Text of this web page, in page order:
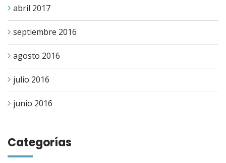
abril 2017
septiembre 2016
agosto 2016
julio 2016
junio 2016
Categorías